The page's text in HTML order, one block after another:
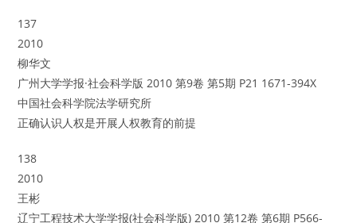
137
2010
柳华文
广州大学学报·社会科学版 2010 第9卷 第5期 P21 1671-394X
中国社会科学院法学研究所
正确认识人权是开展人权教育的前提
138
2010
王彬
辽宁工程技术大学学报(社会科学版) 2010 第12卷 第6期 P566-